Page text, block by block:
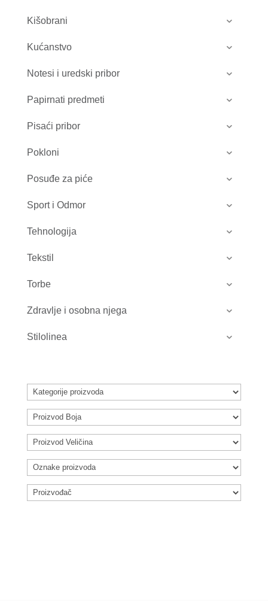
Kišobrani
Kućanstvo
Notesi i uredski pribor
Papirnati predmeti
Pisaći pribor
Pokloni
Posuđe za piće
Sport i Odmor
Tehnologija
Tekstil
Torbe
Zdravlje i osobna njega
Stilolinea